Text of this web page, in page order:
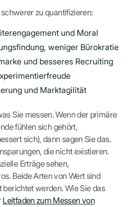
zu quantifizieren:
und Moral
weniger Bürokratie
und besseres Recruiting
und Marktagilität
Sie messen. Wenn der primäre
fühlen sich gehört,
sich), dann sagen Sie das.
die nicht existieren.
Erträge sehen,
Beide Arten von Wert sind
werden. Wie Sie das
Leitfaden zum Messen von